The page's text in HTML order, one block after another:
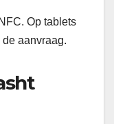
Op tablets
aanvraag.